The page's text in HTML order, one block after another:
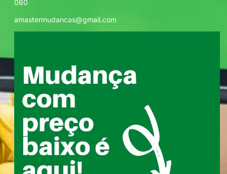
060
amastermudancas@gmail.com